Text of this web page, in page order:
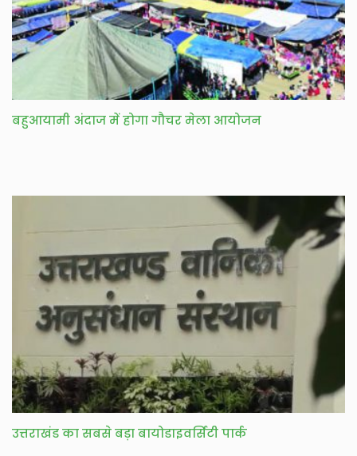
बहुआयामी अंदाज में होगा गौचर मेला आयोजन
उत्तराखंड का सबसे बड़ा बायोडाइवर्सिटी पार्क